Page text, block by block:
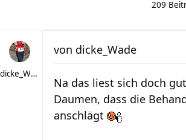
209
dicke_Wade
von dicke_Wade
Na das liest sich doch
Daumen, dass die
anschlägt